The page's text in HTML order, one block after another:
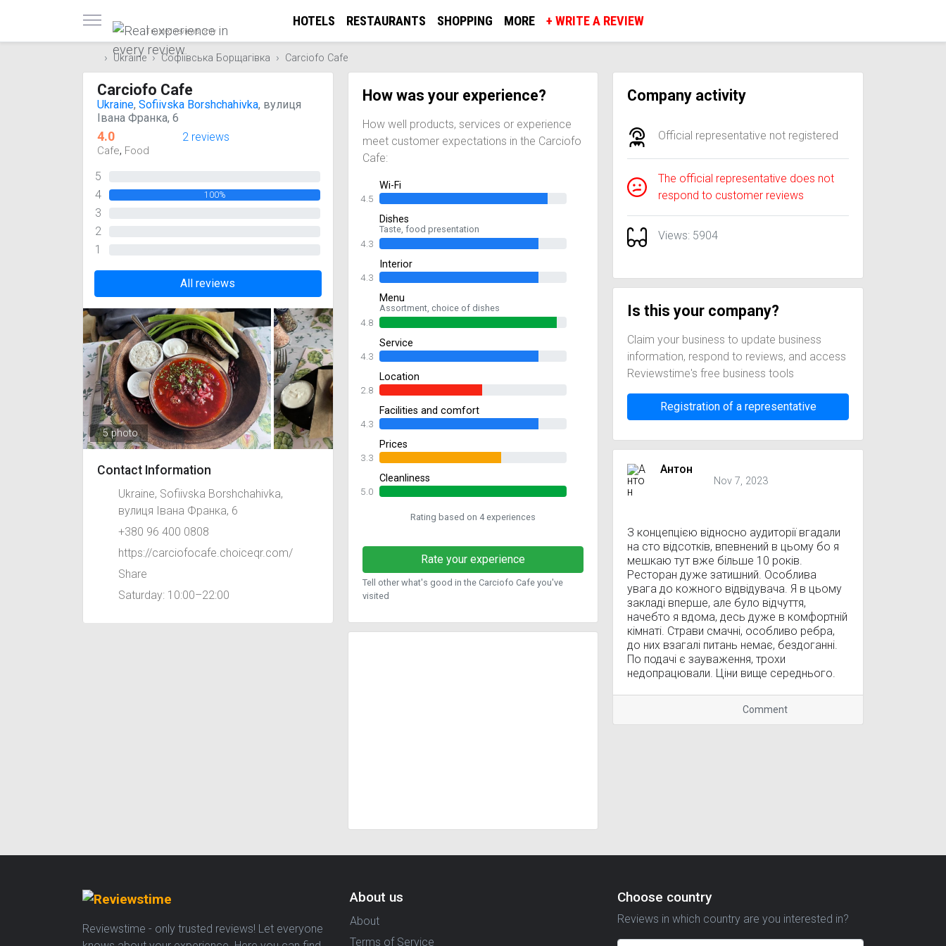
Trusted reviews only
HOTELS RESTAURANTS SHOPPING MORE + WRITE A REVIEW
Ukraine Софіївська Борщагівка Carciofo Cafe
Carciofo Cafe
Ukraine, Sofiivska Borshchahivka, вулиця
Івана Франка, 6
4.0 2 reviews
Cafe, Food
5
4 100%
3
2
1
All reviews
5 photo
Contact Information
Ukraine, Sofiivska Borshchahivka,
вулиця Івана Франка, 6
+380 96 400 0808
https://carciofocafe.choiceqr.com/
Share
Saturday: 10:00–22:00
How was your experience?
How well products, services or experience
meet customer expectations in the Carciofo
Cafe:
Wi-Fi
4.5
Dishes
Taste, food presentation
4.3
Interior
4.3
Menu
Assortment, choice of dishes
4.8
Service
4.3
Location
2.8
Facilities and comfort
4.3
Prices
3.3
Cleanliness
5.0
Rating based on 4 experiences
Rate your experience
Tell other what's good in the Carciofo Cafe you've
visited
Company activity
Official representative not registered
The official representative does not
respond to customer reviews
Views: 5904
Is this your company?
Claim your business to update business
information, respond to reviews, and access
Reviewstime's free business tools
Registration of a representative
Антон
Nov 7, 2023
З концепцією відносно аудиторії вгадали
на сто відсотків, впевнений в цьому бо я
мешкаю тут вже більше 10 років.
Ресторан дуже затишний. Особлива
увага до кожного відвідувача. Я в цьому
закладі вперше, але було відчуття,
начебто я вдома, десь дуже в комфортній
кімнаті. Страви смачні, особливо ребра,
до них взагалі питань немає, бездоганні.
По подачі є зауваження, трохи
недопрацювали. Ціни вище середнього.
Comment
Reviewstime - only trusted reviews! Let everyone
About us
About
Terms of Service
Choose country
Reviews in which country are you interested in?